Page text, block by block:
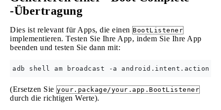
-Übertragung
Dies ist relevant für Apps, die einen BootListener
implementieren. Testen Sie Ihre App, indem Sie Ihre App
beenden und testen Sie dann mit:
(Ersetzen Sie your.package/your.app.BootListener
durch die richtigen Werte).